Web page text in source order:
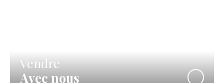
Vendre
Avec nous